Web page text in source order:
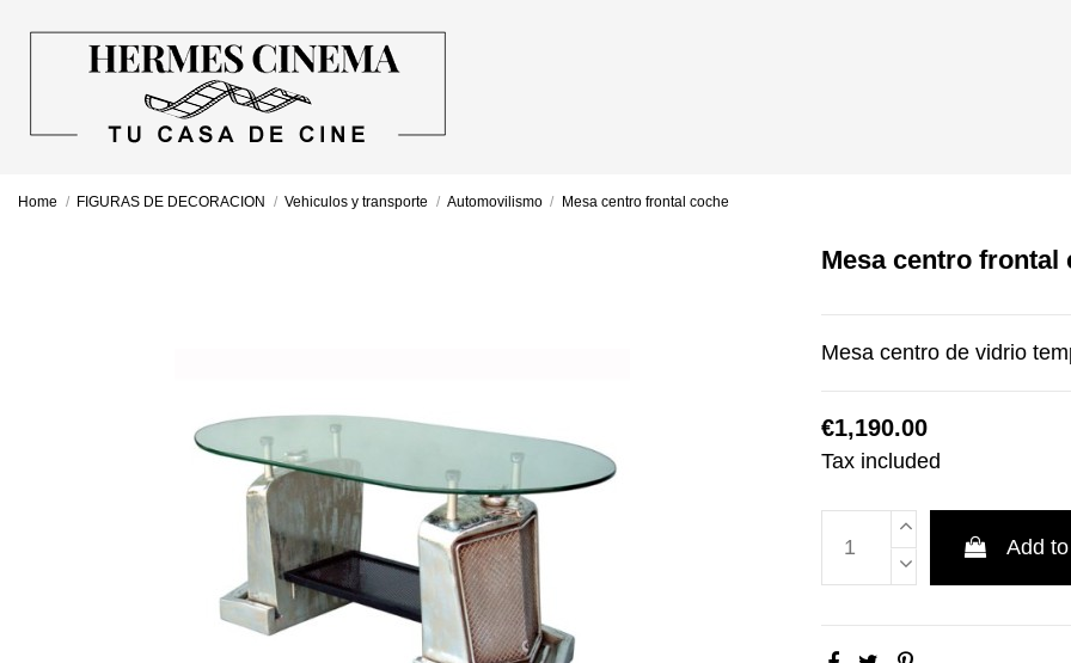
Home FIGURAS DE DECORACION Vehiculos y transporte Automovilismo Mesa centro frontal coche
Mesa centro frontal
Mesa centro de vidrio
€1,190.00
Tax included
Add